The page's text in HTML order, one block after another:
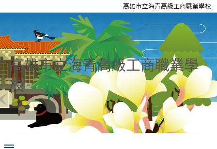
高雄市立海青高級工商職業學校
高雄市立海青高級工商職業學
校